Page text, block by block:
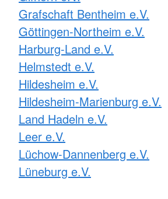
Grafschaft Bentheim e.V.
Göttingen-Northeim e.V.
Harburg-Land e.V.
Helmstedt e.V.
Hildesheim e.V.
Hildesheim-Marienburg e.V.
Land Hadeln e.V.
Leer e.V.
Lüchow-Dannenberg e.V.
Lüneburg e.V.